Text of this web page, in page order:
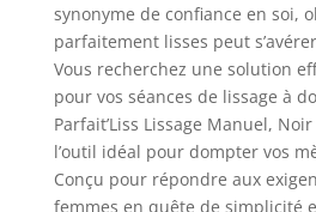
synonyme de confiance en soi,
parfaitement lisses peut
Vous recherchez une solution
pour vos séances de lissage à
Parfait’Liss Lissage Manuel,
l’outil idéal pour dompter vos
Conçu pour répondre aux
femmes en quête de simplicité